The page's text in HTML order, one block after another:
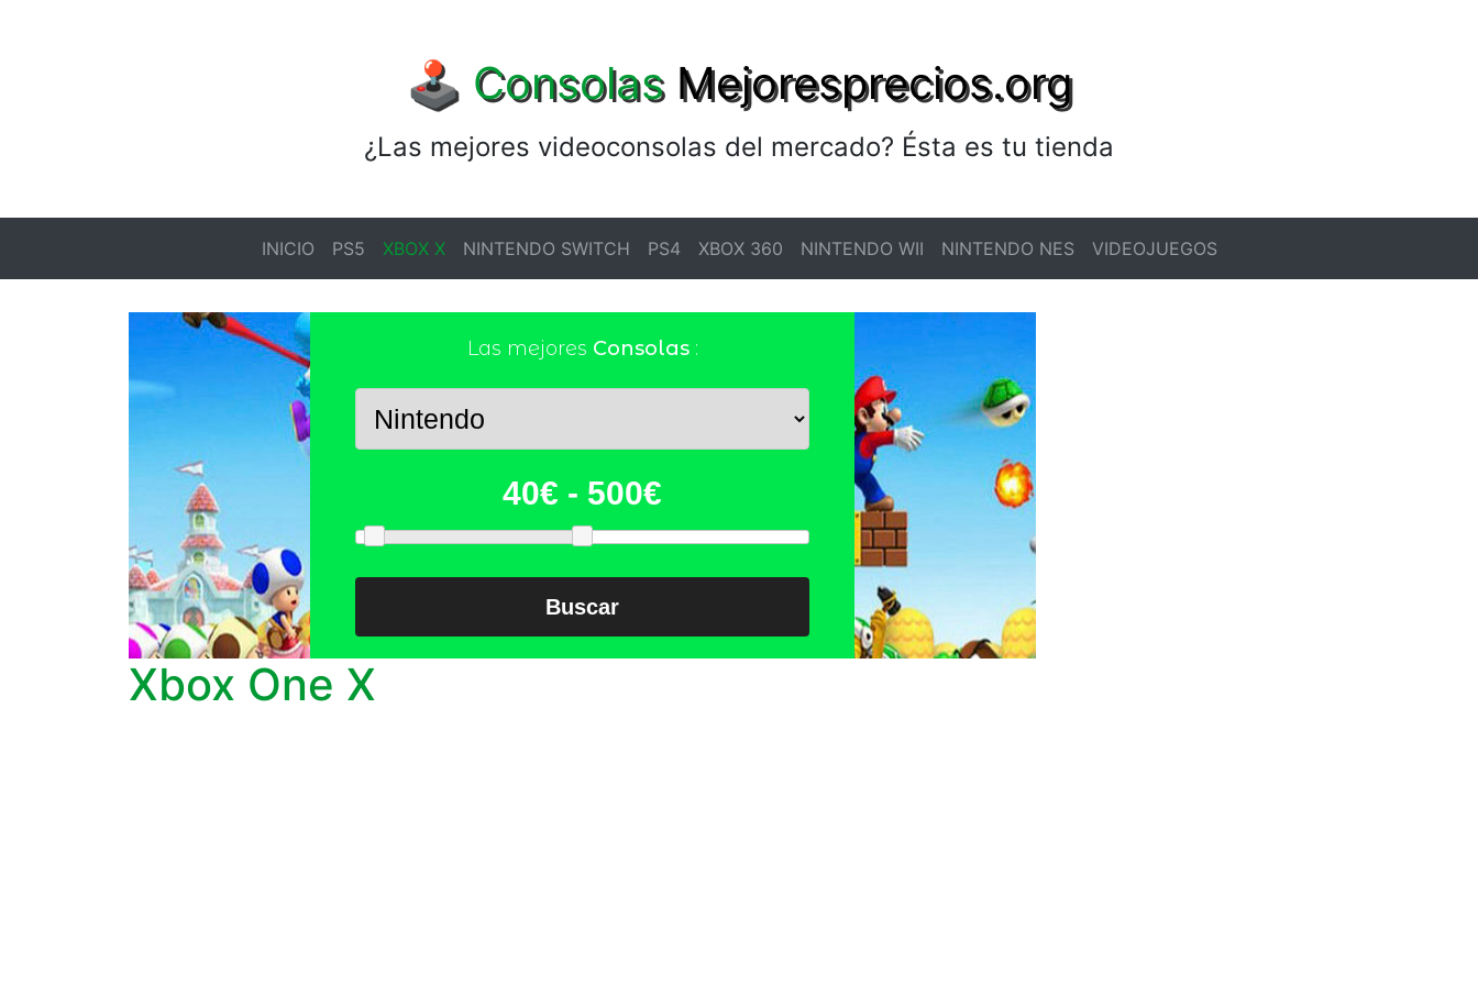
🕹️ ConsolasMejoresprecios.org
¿Las mejores videoconsolas del mercado? Ésta es tu tienda
INICIO PS5 XBOX X NINTENDO SWITCH PS4 XBOX 360 NINTENDO WII NINTENDO NES VIDEOJUEGOS
Las mejores Consolas :
Buscar
Xbox One X